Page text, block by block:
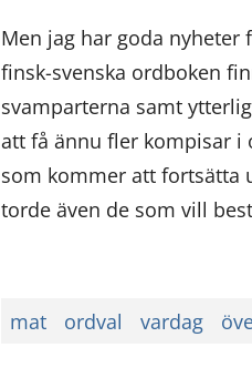
Men jag har goda nyheter
finsk-svenska ordboken
svamparterna samt
att få ännu fler kompisar i
som kommer att fortsätta
torde även de som vill
mat ordval vardag